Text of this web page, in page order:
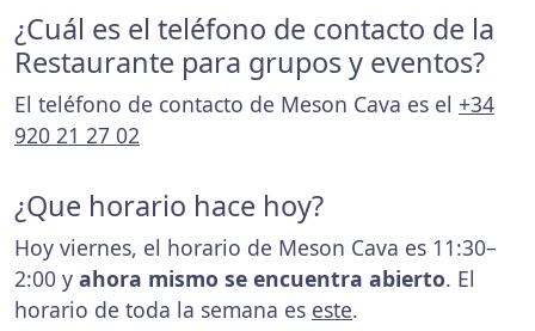
¿Cuál es el teléfono de contacto de la
Restaurante para grupos y eventos?
El teléfono de contacto de Meson Cava es el +34
920 21 27 02
¿Que horario hace hoy?
Hoy viernes, el horario de Meson Cava es 11:30–
2:00 y ahora mismo se encuentra abierto. El
horario de toda la semana es este.